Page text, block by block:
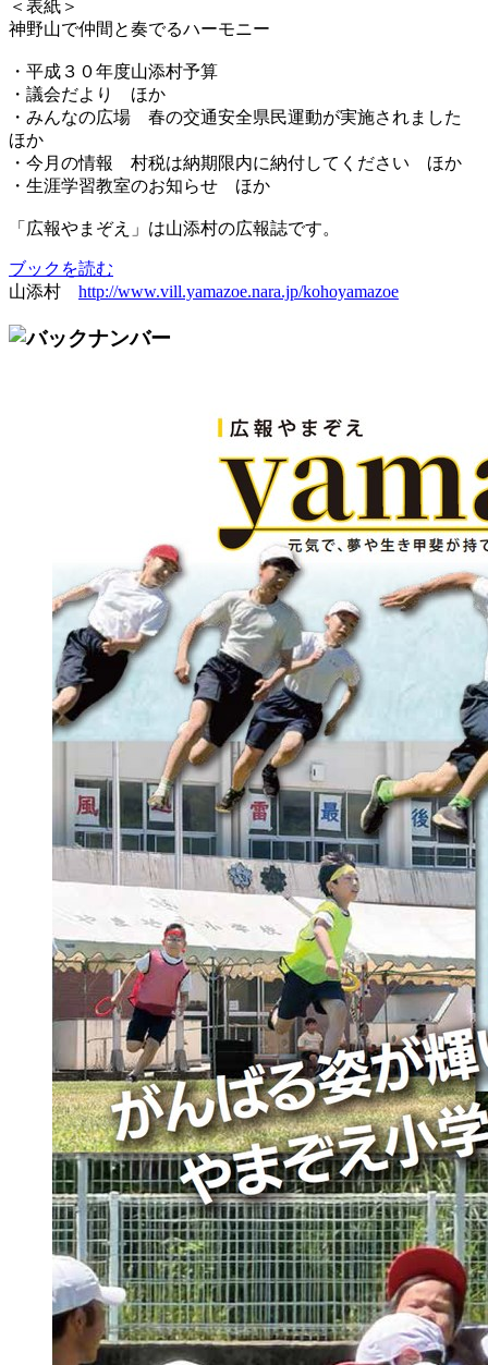
＜表紙＞
神野山で仲間と奏でるハーモニー
・平成３０年度山添村予算
・議会だより ほか
・みんなの広場 春の交通安全県民運動が実施されました
ほか
・今月の情報 村税は納期限内に納付してください ほか
・生涯学習教室のお知らせ ほか
「広報やまぞえ」は山添村の広報誌です。
ブックを読む
山添村 http://www.vill.yamazoe.nara.jp/kohoyamazoe